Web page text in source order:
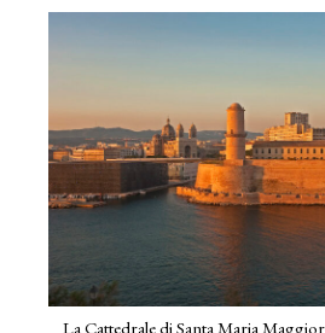
La Cattedrale di Santa Maria